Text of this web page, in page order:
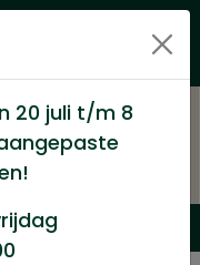
prijs
20 juli t/m 8